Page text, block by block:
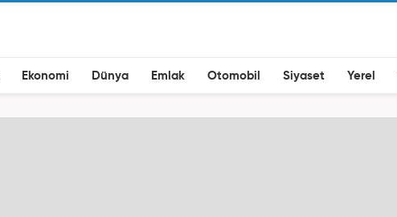
Ekonomi Dünya Emlak Otomobil Siyaset Yerel